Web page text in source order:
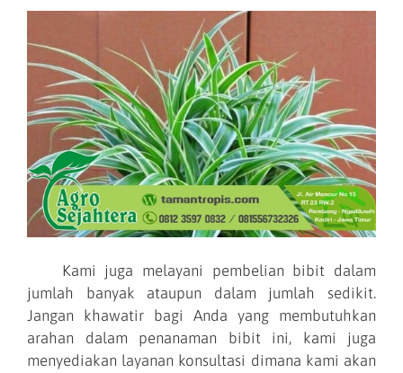
Kami juga melayani pembelian bibit dalam
jumlah banyak ataupun dalam jumlah sedikit.
Jangan khawatir bagi Anda yang membutuhkan
arahan dalam penanaman bibit ini, kami juga
menyediakan layanan konsultasi dimana kami akan